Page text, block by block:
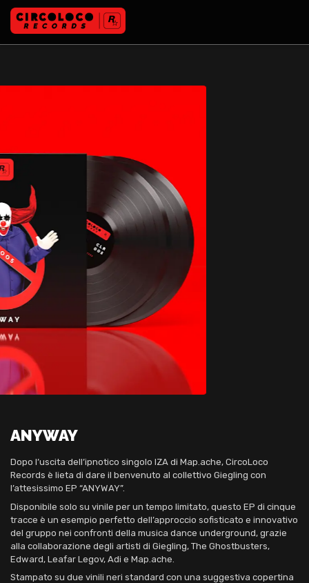
ANYWAY
Dopo l’uscita dell’ipnotico singolo IZA di Map.ache, CircoLoco
Records è lieta di dare il benvenuto al collettivo Giegling con
l’attesissimo EP “ANYWAY”.
Disponibile solo su vinile per un tempo limitato, questo EP di cinque
tracce è un esempio perfetto dell’approccio sofisticato e innovativo
del gruppo nei confronti della musica dance underground, grazie
alla collaborazione degli artisti di Giegling, The Ghostbusters,
Edward, Leafar Legov, Adi e Map.ache.
Stampato su due vinili neri standard con una suggestiva copertina